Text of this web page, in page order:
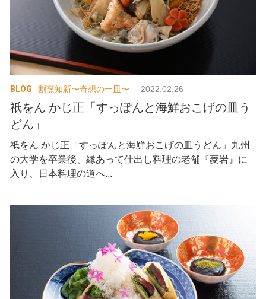
BLOG 割烹知新〜奇想の一皿〜 2022.02.26
祇をん かじ正「すっぽんと海鮮おこげの皿う
どん」
祇をん かじ正「すっぽんと海鮮おこげの皿うどん」九州
の大学を卒業後、縁あって仕出し料理の老舗『菱岩』に
入り、日本料理の道へ...